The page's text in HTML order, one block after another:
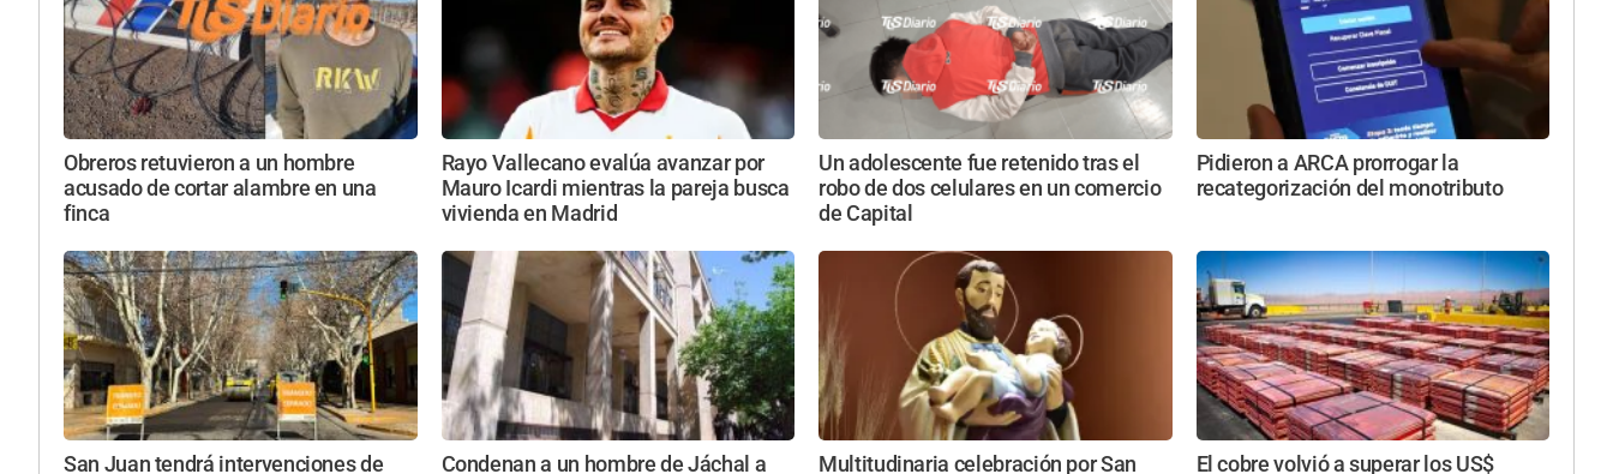
Obreros retuvieron a un hombre
acusado de cortar alambre en una
finca
Rayo Vallecano evalúa avanzar por
Mauro Icardi mientras la pareja busca
vivienda en Madrid
Un adolescente fue retenido tras el
robo de dos celulares en un comercio
de Capital
Pidieron a ARCA prorrogar la
recategorización del monotributo
San Juan tendrá intervenciones de
Condenan a un hombre de Jáchal a
Multitudinaria celebración por San
El cobre volvió a superar los US$